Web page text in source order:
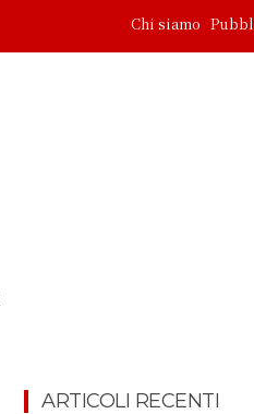
Chi siamo
ARTICOLI RECENTI